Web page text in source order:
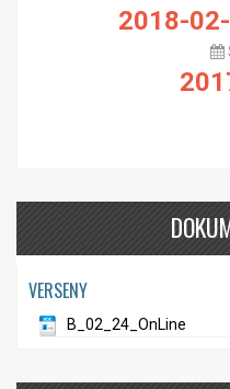
2018-
VERSENY
B_02_24_OnLine